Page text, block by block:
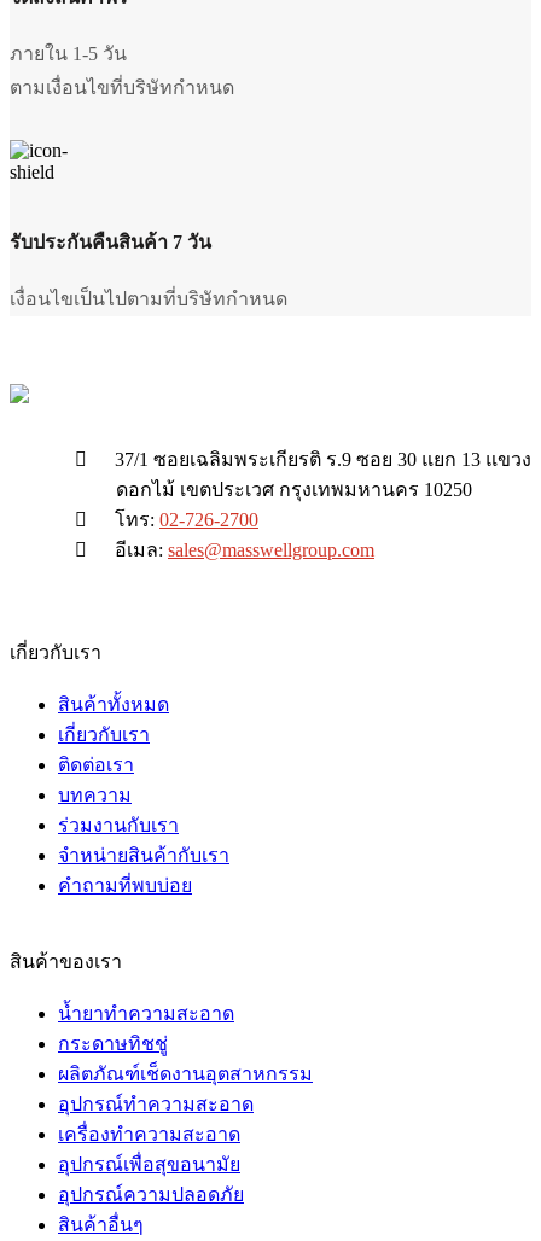
ภายใน 1-5 วัน
ตามเงื่อนไขที่บริษัทกำหนด
รับประกันคืนสินค้า 7 วัน
เงื่อนไขเป็นไปตามที่บริษัทกำหนด
37/1 ซอยเฉลิมพระเกียรติ ร.9 ซอย 30 แยก 13 แขวง
ดอกไม้ เขตประเวศ กรุงเทพมหานคร 10250
โทร: 02-726-2700
อีเมล: sales@masswellgroup.com
เกี่ยวกับเรา
สินค้าทั้งหมด
เกี่ยวกับเรา
ติดต่อเรา
บทความ
ร่วมงานกับเรา
จำหน่ายสินค้ากับเรา
คำถามที่พบบ่อย
สินค้าของเรา
น้ำยาทำความสะอาด
กระดาษทิชชู่
ผลิตภัณฑ์เช็ดงานอุตสาหกรรม
อุปกรณ์ทำความสะอาด
เครื่องทำความสะอาด
อุปกรณ์เพื่อสุขอนามัย
อุปกรณ์ความปลอดภัย
สินค้าอื่นๆ